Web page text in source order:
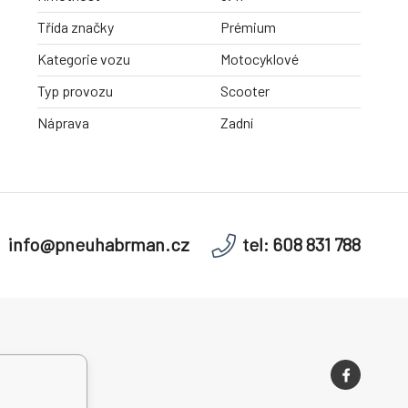
Třída značky
Prémium
Kategorie vozu
Motocyklové
Typ provozu
Scooter
Náprava
Zadní
info@pneuhabrman.cz tel: 608 831 788